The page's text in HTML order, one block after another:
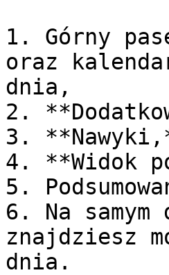
1. Górny
oraz
dnia,
2.
3.
4. **Widok
5.
6. Na
znajdziesz
dnia.